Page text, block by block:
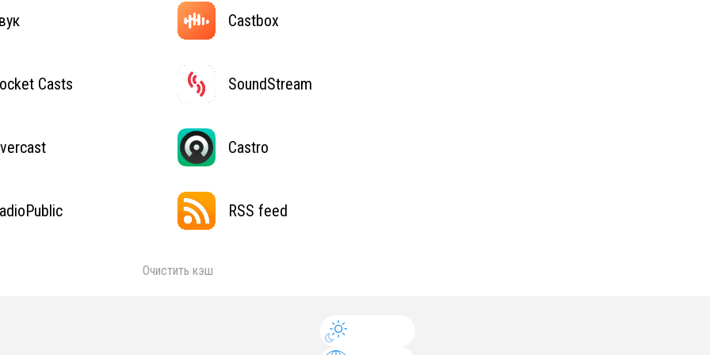
Castbox
Casts SoundStream
Castro
RSS feed
Очистить кэш